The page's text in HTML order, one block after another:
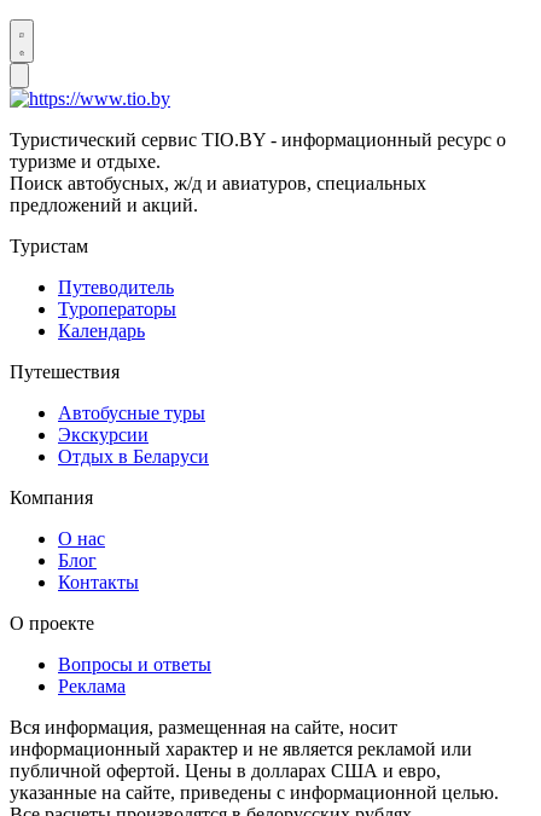
Туристический сервис TIO.BY - информационный ресурс о
туризме и отдыхе.
Поиск автобусных, ж/д и авиатуров, специальных
предложений и акций.
Туристам
Путеводитель
Туроператоры
Календарь
Путешествия
Автобусные туры
Экскурсии
Отдых в Беларуси
Компания
О нас
Блог
Контакты
О проекте
Вопросы и ответы
Реклама
Вся информация, размещенная на сайте, носит
информационный характер и не является рекламой или
публичной офертой. Цены в долларах США и евро,
указанные на сайте, приведены с информационной целью.